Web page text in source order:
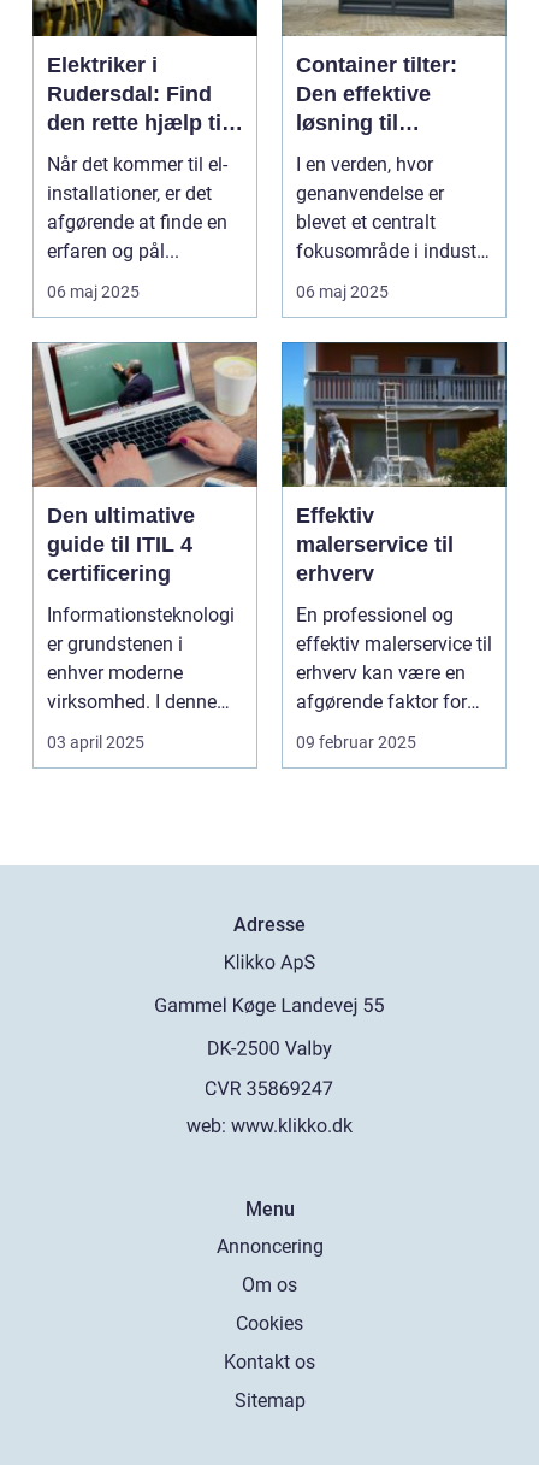
Elektriker i
Rudersdal: Find
den rette hjælp til
dine el-
installationer
Når det kommer til el-
installationer, er det
afgørende at finde en
erfaren og pål...
06 maj 2025
Container tilter:
Den effektive
løsning til
moderne
genanvendelsesin
dustri
I en verden, hvor
genanvendelse er
blevet et centralt
fokusområde i industri
og samfund, er de...
06 maj 2025
Den ultimative
guide til ITIL 4
certificering
Informationsteknologi
er grundstenen i
enhver moderne
virksomhed. I denne
digitale tidsalder
st&arin...
03 april 2025
Effektiv
malerservice til
erhverv
En professionel og
effektiv malerservice til
erhverv kan være en
afgørende faktor for
m...
09 februar 2025
Adresse
web: www.klikko.dk
Menu
Annoncering
Om os
Cookies
Kontakt os
Sitemap